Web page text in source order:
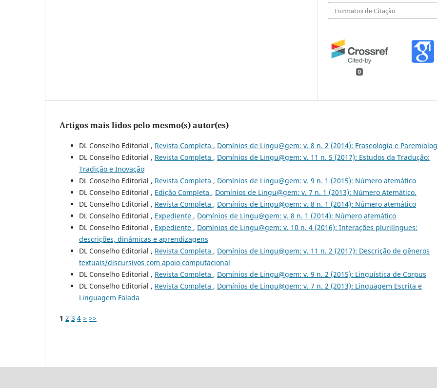
Formatos de Citação
0
Artigos mais lidos pelo mesmo(s) autor(es)
DL Conselho Editorial , Revista Completa , Domínios de Lingu@gem: v. 8 n. 2 (2014): Fraseologia e
DL Conselho Editorial , Revista Completa , Domínios de Lingu@gem: v. 11 n. 5 (2017): Estudos da Tradução:
Tradição e Inovação
DL Conselho Editorial , Revista Completa , Domínios de Lingu@gem: v. 9 n. 1 (2015): Número atemático
DL Conselho Editorial , Edição Completa , Domínios de Lingu@gem: v. 7 n. 1 (2013): Número Atemático.
DL Conselho Editorial , Revista Completa , Domínios de Lingu@gem: v. 8 n. 1 (2014): Número atemático
DL Conselho Editorial , Expediente , Domínios de Lingu@gem: v. 8 n. 1 (2014): Número atemático
DL Conselho Editorial , Expediente , Domínios de Lingu@gem: v. 10 n. 4 (2016): Interações plurilíngues:
descrições, dinâmicas e aprendizagens
DL Conselho Editorial , Revista Completa , Domínios de Lingu@gem: v. 11 n. 2 (2017): Descrição de gêneros
textuais/discursivos com apoio computacional
DL Conselho Editorial , Revista Completa , Domínios de Lingu@gem: v. 9 n. 2 (2015): Linguística de Corpus
DL Conselho Editorial , Revista Completa , Domínios de Lingu@gem: v. 7 n. 2 (2013): Linguagem Escrita e
Linguagem Falada
1 2 3 4 > >>